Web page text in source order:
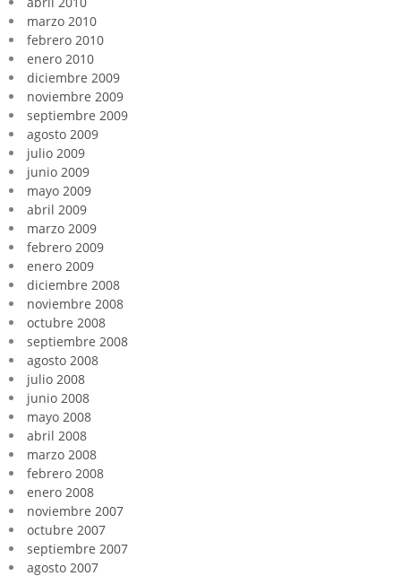
marzo 2010
febrero 2010
enero 2010
diciembre 2009
noviembre 2009
septiembre 2009
agosto 2009
julio 2009
junio 2009
mayo 2009
abril 2009
marzo 2009
febrero 2009
enero 2009
diciembre 2008
noviembre 2008
octubre 2008
septiembre 2008
agosto 2008
julio 2008
junio 2008
mayo 2008
abril 2008
marzo 2008
febrero 2008
enero 2008
noviembre 2007
octubre 2007
septiembre 2007
agosto 2007